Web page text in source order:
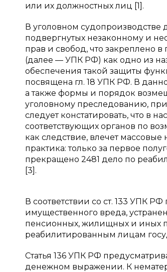
или их должностных лиц [1].
В уголовном судопроизводстве
подвергнутых незаконному и
прав и свобод, что закреплено
(далее — УПК РФ) как одно из
обеспечения такой защиты
посвящена гл. 18 УПК РФ. В
а также формы и порядок
уголовному преследованию,
следует констатировать, что в
соответствующих органов по
как следствие, влечет
практика: только за первое
прекращено 2481 дело по
[3].
В соответствии со ст. 133 УПК
имущественного вреда,
пенсионных, жилищных и иных
реабилитированным лицам
Статья 136 УПК РФ
денежном выражении. К